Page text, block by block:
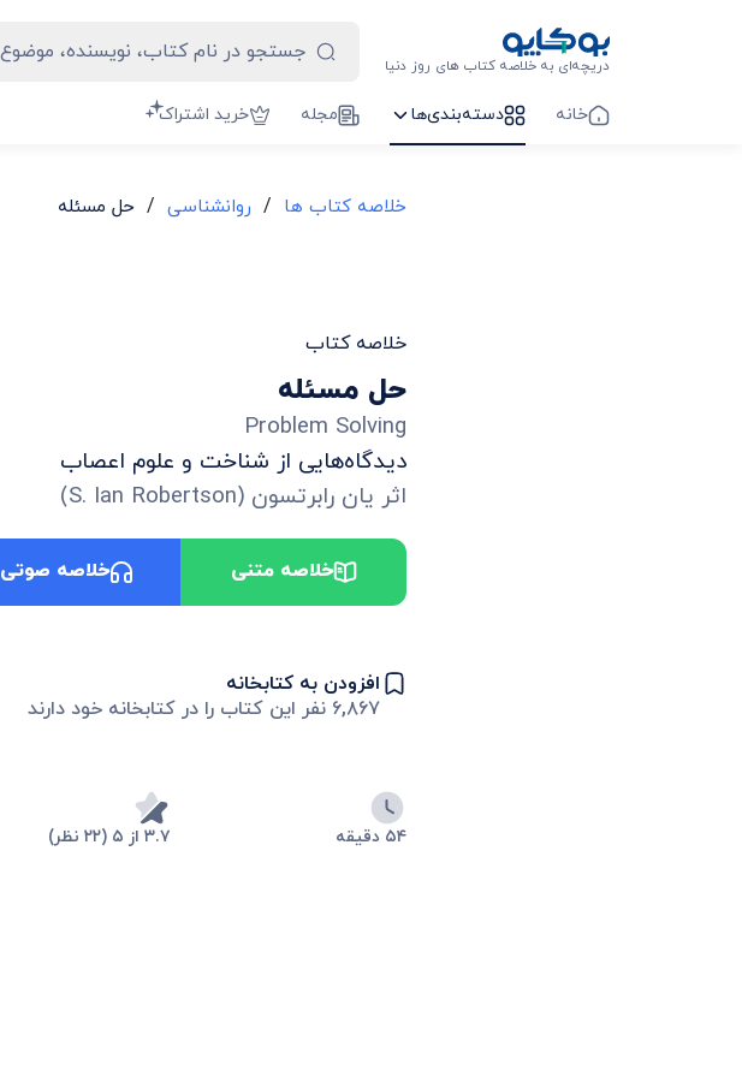
دریچه‌ای به خلاصه کتاب های روز دنیا
خانه دسته‌بندی‌ها مجله خرید اشتراک
خلاصه کتاب ها / روانشناسی / حل مسئله
خلاصه کتاب
حل مسئله
Problem Solving
دیدگاه‌هایی از شناخت و علوم اعصاب
اثر یان رابرتسون (
S. Ian Robertson
)
خلاصه متنی خلاصه صوتی
افزودن به کتابخانه
۶,۸۶۷ نفر این کتاب را در کتابخانه خود دارند
۵۴ دقیقه ۳.۷ از ۵ (۲۲ نظر)